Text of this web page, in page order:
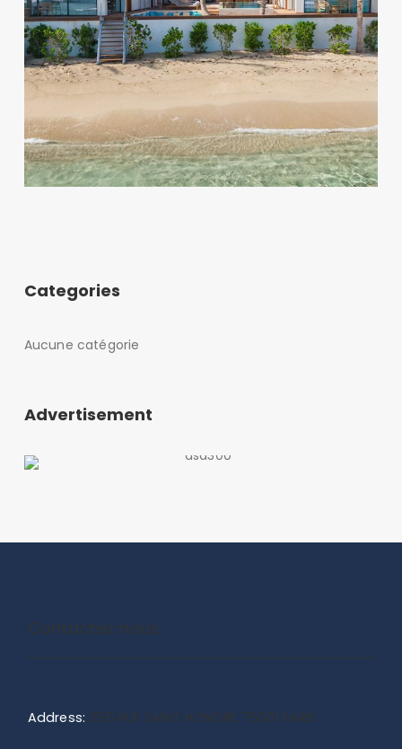
Categories
Aucune catégorie
Advertisement
Contactez nous
Address: 255 RUE SAINT HONORE 75001 PARIS